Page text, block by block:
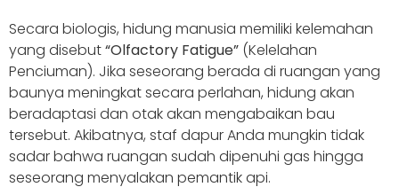
Secara biologis, hidung manusia memiliki kelemahan
yang disebut“Olfactory Fatigue” (Kelelahan
Penciuman). Jika seseorang berada di ruangan yang
baunya meningkat secara perlahan, hidung akan
beradaptasi dan otak akan mengabaikan bau
tersebut. Akibatnya, staf dapur Anda mungkin tidak
sadar bahwa ruangan sudah dipenuhi gas hingga
seseorang menyalakan pemantik api.